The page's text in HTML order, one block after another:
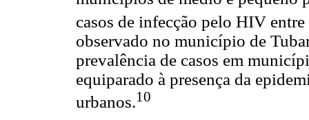
casos de infecção pelo HIV
observado no município de
prevalência de casos em
equiparado à presença da
urbanos.10